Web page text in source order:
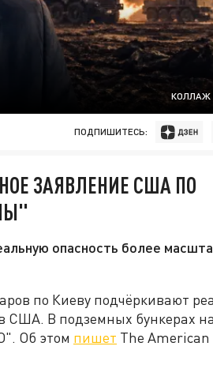
КОЛЛАЖ
ПОДПИШИТЕСЬ:
ЗАЯВЛЕНИЕ США ПО
опасность более
по Киеву подчёркивают
США. В подземных бункерах на
Об этом пишет The American